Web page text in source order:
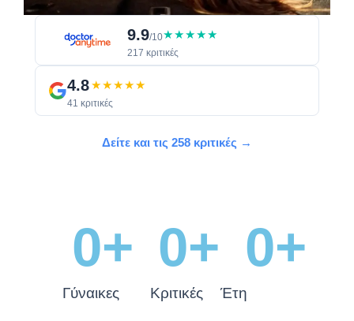
9.9/10★★★★★
217 κριτικές
4.8★★★★★
41 κριτικές
Δείτε και τις 258 κριτικές →
Γύναικες
0+
Κριτικές
0+
Έτη
0+